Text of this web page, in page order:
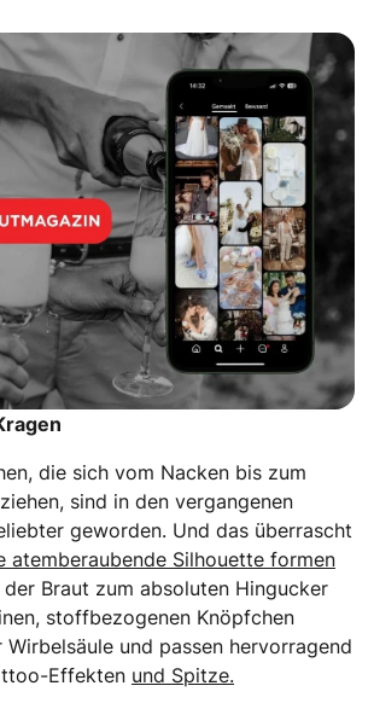
die sich vom Nacken bis zum
sind in den vergangenen
geworden. Und das überrascht
atemberaubende Silhouette formen
der Braut zum absoluten Hingucker
stoffbezogenen Knöpfchen
und passen hervorragend
Effekten und Spitze.